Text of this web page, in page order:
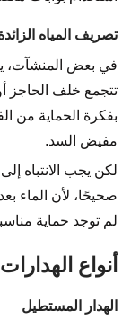
تصريف المياه
في بعض المنشآت،
تتجمع خلف الحاجز
بفكرة الحماية من
مفيض السد.
لكن يجب الانتباه
صحيحًا، لأن الماء
لم توجد حماية
أنواع
الهدار المستطيل